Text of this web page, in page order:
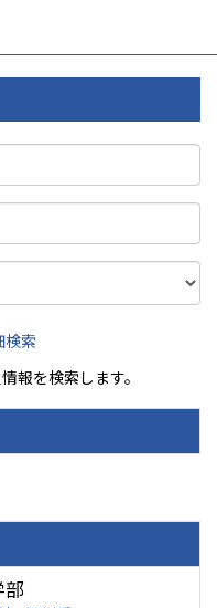
検索
報を検索します。
部